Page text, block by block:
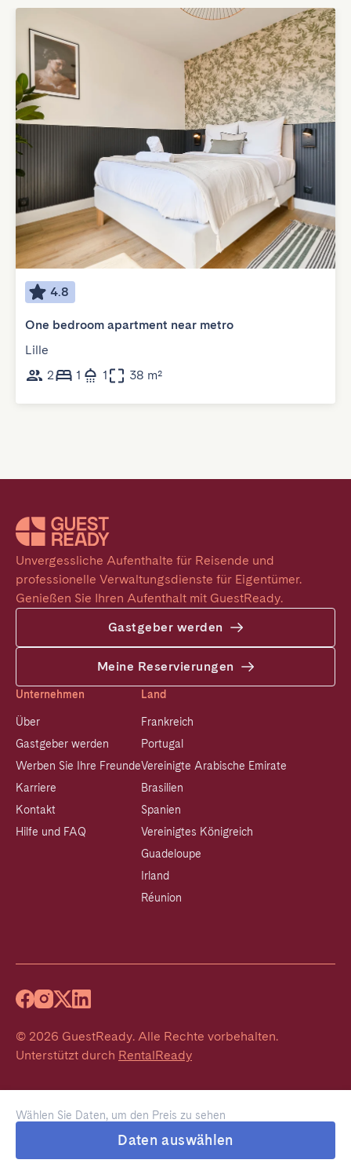
Wählen Sie Daten, um den Preis zu sehen
Daten auswählen
4.8
One bedroom apartment near metro
Lille
2
1 1 38 m²
Unvergessliche Aufenthalte für Reisende und
professionelle Verwaltungsdienste für Eigentümer.
Genießen Sie Ihren Aufenthalt mit GuestReady.
Gastgeber werden
Meine Reservierungen
Unternehmen
Über
Gastgeber werden
Werben Sie Ihre Freunde
Karriere
Kontakt
Hilfe und FAQ
Land
Frankreich
Portugal
Vereinigte Arabische Emirate
Brasilien
Spanien
Vereinigtes Königreich
Guadeloupe
Irland
Réunion
© 2026 GuestReady. Alle Rechte vorbehalten.
Unterstützt durch RentalReady